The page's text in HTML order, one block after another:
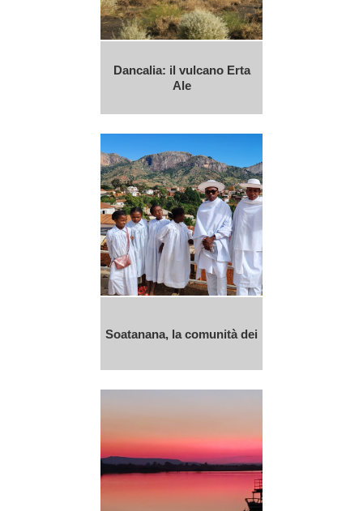
Dancalia: il vulcano Erta
Ale
Soatanana, la comunità dei